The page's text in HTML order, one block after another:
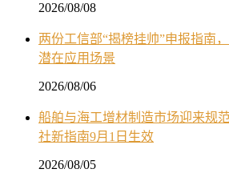
2026/08/08
两份工信部“揭榜挂帅”申报指南
潜在应用场景
2026/08/06
船舶与海工增材制造市场迎来规
社新指南9月1日生效
2026/08/05